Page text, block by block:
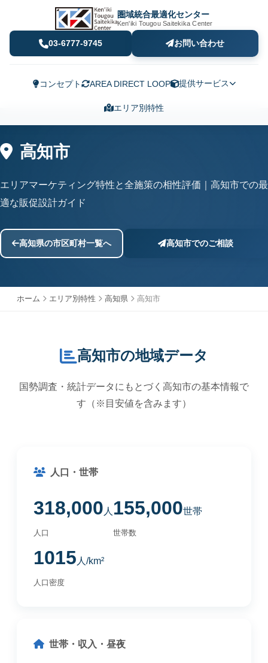
圏域統合最適化センター
Ken'iki Tougou Saitekika Center
03-6777-9745 お問い合わせ
コンセプト AREA DIRECT LOOP 提供サービス
エリア別特性
高知市
エリアマーケティング特性と全施策の相性評価｜高知市での最
適な販促設計ガイド
高知県の市区町村一覧へ 高知市でのご相談
ホーム エリア別特性 高知県 高知市
高知市の地域データ
国勢調査・統計データにもとづく高知市の基本情報で
す（※目安値を含みます）
人口・世帯
318,000 人
人口
155,000世帯
世帯数
1015 人/km²
人口密度
世帯・収入・昼夜